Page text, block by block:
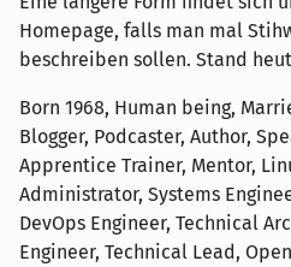
Homepage, falls man mal
beschreiben sollen. Stand
Born 1968, Human being,
Blogger, Podcaster, Author,
Apprentice Trainer, Mentor,
Administrator, Systems
DevOps Engineer, Technical
Engineer, Technical Lead,